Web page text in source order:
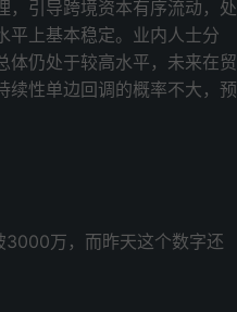
，引导跨境资本有序流动，处
平上基本稳定。业内人士分
体仍处于较高水平，未来在贸
续性单边回调的概率不大，预
3000万，而昨天这个数字还